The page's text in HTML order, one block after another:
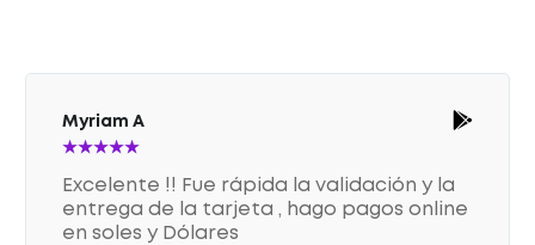
Myriam A
★★★★★
Excelente !! Fue rápida la validación y la
entrega de la tarjeta , hago pagos online
en soles y Dólares